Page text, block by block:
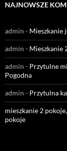
NAJNOWSZE
admin - Mieszkanie
admin - Mieszkanie
admin - Przytulne
Pogodna
admin - Przytulna
mieszkanie 2
pokoje